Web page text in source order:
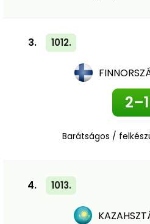
3. 1012.
2–1
Barátságos /
4. 1013.